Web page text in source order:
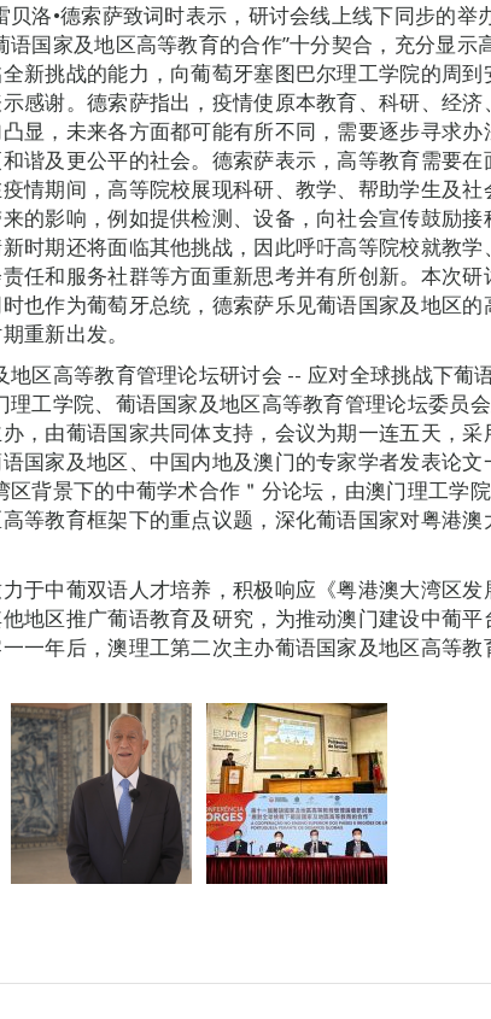
贝洛•德索萨致词时表示，研讨会线上线下同步的举
语国家及地区高等教育的合作”十分契合，充分显示
新挑战的能力，向葡萄牙塞图巴尔理工学院的周到
感谢。德索萨指出，疫情使原本教育、科研、经济
显，未来各方面都可能有所不同，需要逐步寻求办
谐及更公平的社会。德索萨表示，高等教育需要在
情期间，高等院校展现科研、教学、帮助学生及社
的影响，例如提供检测、设备，向社会宣传鼓励接
时期还将面临其他挑战，因此呼吁高等院校就教学
任和服务社群等方面重新思考并有所创新。本次研
也作为葡萄牙总统，德索萨乐见葡语国家及地区的
重新出发。
地区高等教育管理论坛研讨会 -- 应对全球挑战下葡
理工学院、葡语国家及地区高等教育管理论坛委员
，由葡语国家共同体支持，会议为期一连五天，采
国家及地区、中国内地及澳门的专家学者发表论文
区背景下的中葡学术合作＂分论坛，由澳门理工学
等教育框架下的重点议题，深化葡语国家对粤港澳
于中葡双语人才培养，积极响应《粤港澳大湾区发
地区推广葡语教育及研究，为推动澳门建设中葡平
一年后，澳理工第二次主办葡语国家及地区高等教